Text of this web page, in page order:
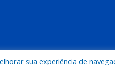
sua experiência de